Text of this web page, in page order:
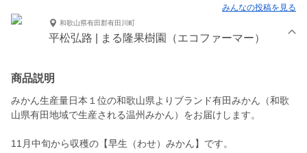
みんなの投稿を見る
和歌山県有田郡有田川町
平松弘路 | まる隆果樹園（エコファーマー）
商品説明
みかん生産量日本１位の和歌山県よりブランド有田みかん（和歌
山県有田地域で生産される温州みかん）をお届けします。
11月中旬から収穫の【早生（わせ）みかん】です。